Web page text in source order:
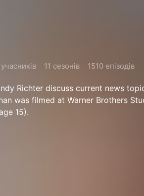
11 сезонів 1510 епізодів
Richter discuss current news
was filmed at Warner Brothers
15).